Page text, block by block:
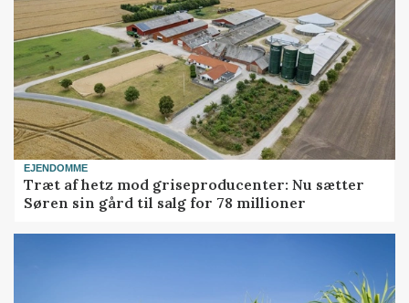
EJENDOMME
Træt af hetz mod griseproducenter: Nu sætter
Søren sin gård til salg for 78 millioner